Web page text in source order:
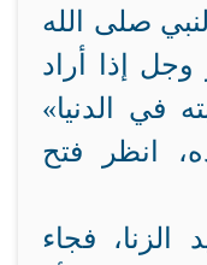
صلى الله
إذا أراد
في الدنيا»
انظر فتح
فجاء